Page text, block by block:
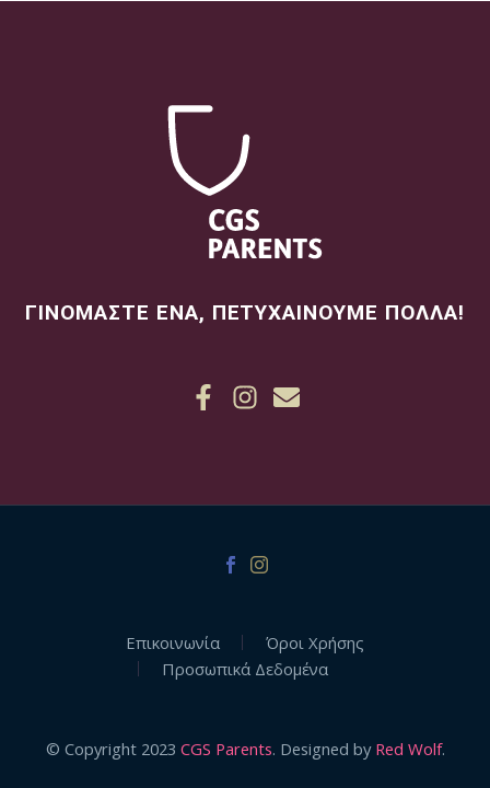
ΓΙΝΟΜΑΣΤΕ ΕΝΑ, ΠΕΤΥΧΑΙΝΟΥΜΕ ΠΟΛΛΑ!
Επικοινωνία
Όροι Χρήσης
Προσωπικά Δεδομένα
© Copyright 2023 CGS Parents. Designed by Red Wolf.